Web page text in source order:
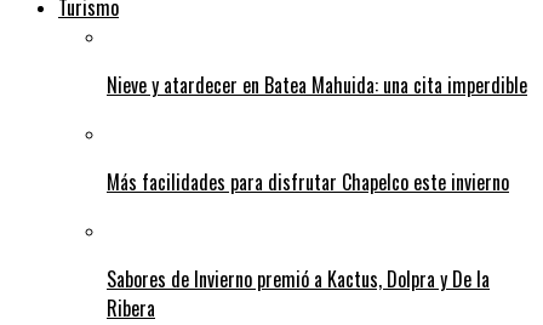
Turismo
Nieve y atardecer en Batea Mahuida: una cita imperdible
Más facilidades para disfrutar Chapelco este invierno
Sabores de Invierno premió a Kactus, Dolpra y De la
Ribera